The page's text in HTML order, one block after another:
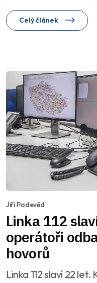
Celý článek
Jiří Padevěd
Linka 112
operátoři
hovorů
Linka 112 slaví 22